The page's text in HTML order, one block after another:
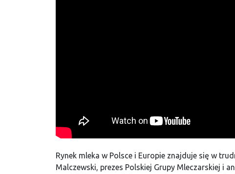
Rynek mleka w Polsce i Europie znajduje się w
Malczewski, prezes Polskiej Grupy Mleczarskiej i